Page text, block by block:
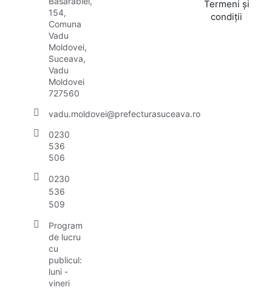
154,
Comuna
Vadu
Moldovei,
Suceava,
Vadu
Moldovei
727560
vadu.moldovei@prefecturasuceava.ro
0230
536
506
0230
536
509
Program
de lucru
cu
publicul:
luni -
vineri
Termeni și
condiții